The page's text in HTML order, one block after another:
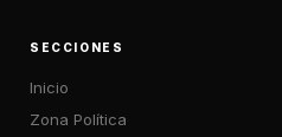
SECCIONES
Inicio
Zona Política